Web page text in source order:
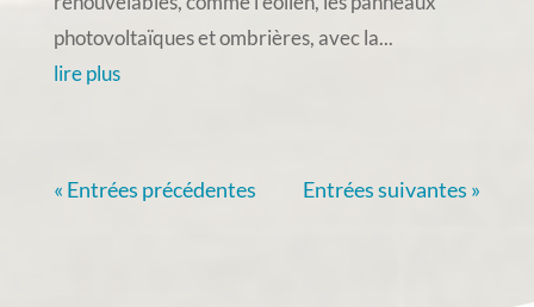
photovoltaïques et ombrières, avec la...
lire plus
« Entrées précédentes Entrées suivantes »